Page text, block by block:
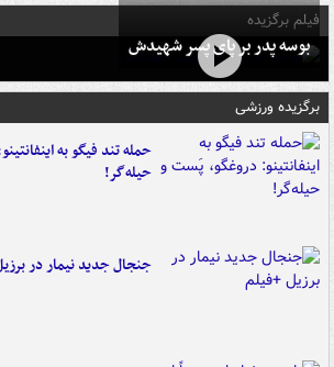
فیلم برگزیده
بوسه‌ پدر بر پای پسر شهیدش
برگزیده ورزشی
حمله تند فیگو به
حیله‌گر!
جنجال جدید نیمار در